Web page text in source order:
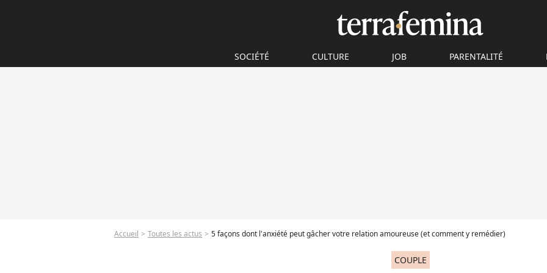
SOCIÉTÉ CULTURE JOB PARENTALITÉ
Accueil Toutes les actus 5 façons dont l'anxiété peut gâcher votre relation amoureuse (et comment y remédier)
COUPLE